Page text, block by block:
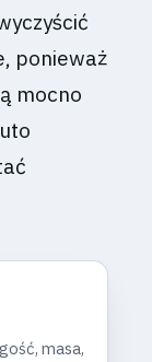
ponieważ
mocno
masa,